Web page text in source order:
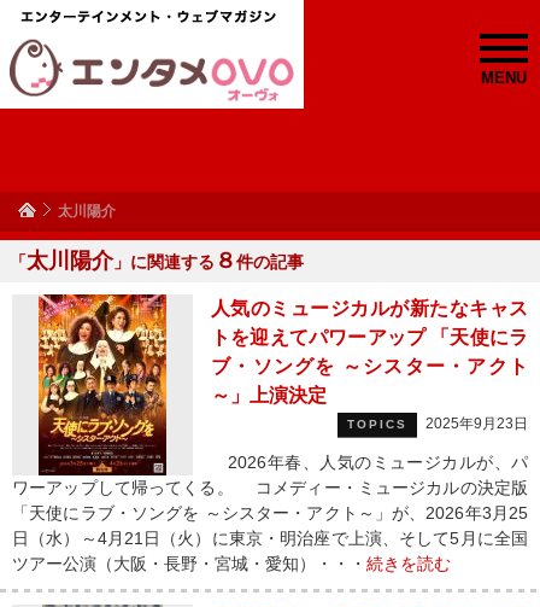
MENU
太川陽介
「太川陽介」に関連する ８件の記事
人気のミュージカルが新たなキャス
トを迎えてパワーアップ 「天使にラ
ブ・ソングを ～シスター・アクト
～」上演決定
TOPICS 2025年9月23日
2026年春、人気のミュージカルが、パ
ワーアップして帰ってくる。 コメディー・ミュージカルの決定版
「天使にラブ・ソングを ～シスター・アクト～」が、2026年3月25
日（水）～4月21日（火）に東京・明治座で上演、そして5月に全国
ツアー公演（大阪・長野・宮城・愛知）・・・ 続きを読む